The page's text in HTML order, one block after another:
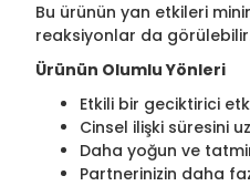
Bu ürünün yan etkileri
reaksiyonlar da
Ürünün Olumlu Yönleri
Etkili bir geciktirici
Cinsel ilişki süresini
Daha yoğun ve
Partnerinizin daha